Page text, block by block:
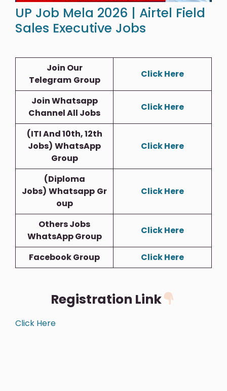
UP Job Mela 2026 | Airtel Field
Sales Executive Jobs
Join Our
Telegram Group
Click Here
Join Whatsapp
Channel All Jobs
Click Here
(ITI And 10th, 12th
Jobs) WhatsApp
Group
Click Here
(Diploma
Jobs) Whatsapp Gr
Oup
Click Here
Others Jobs
WhatsApp Group
Click Here
Facebook Group Click Here
Registration Link
Click Here